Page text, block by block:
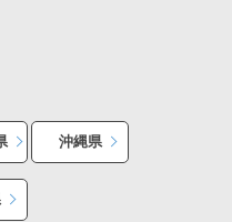
沖縄県